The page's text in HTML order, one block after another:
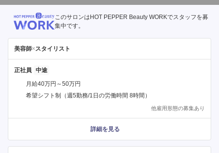
このサロンはHOT PEPPER Beauty WORKでスタッフを募
集中です。
美容師×スタイリスト
正社員
月給40万円～50万円
希望シフト制（週5勤務/1日の労働時間 8時間）
他雇用形態の募集あり
詳細を見る